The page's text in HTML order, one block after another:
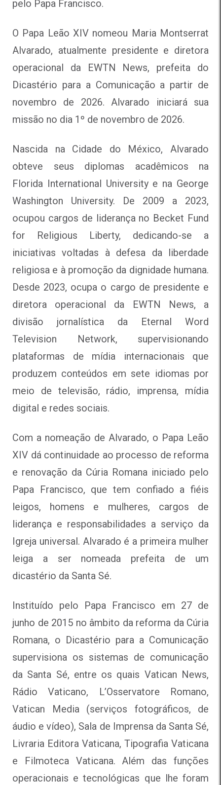
pelo Papa Francisco.
O Papa Leão XIV nomeou Maria Montserrat
Alvarado, atualmente presidente e diretora
operacional da EWTN News, prefeita do
Dicastério para a Comunicação a partir de
novembro de 2026. Alvarado iniciará sua
missão no dia 1º de novembro de 2026.
Nascida na Cidade do México, Alvarado
obteve seus diplomas acadêmicos na
Florida International University e na George
Washington University. De 2009 a 2023,
ocupou cargos de liderança no Becket Fund
for Religious Liberty, dedicando-se a
iniciativas voltadas à defesa da liberdade
religiosa e à promoção da dignidade humana.
Desde 2023, ocupa o cargo de presidente e
diretora operacional da EWTN News, a
divisão jornalística da Eternal Word
Television Network, supervisionando
plataformas de mídia internacionais que
produzem conteúdos em sete idiomas por
meio de televisão, rádio, imprensa, mídia
digital e redes sociais.
Com a nomeação de Alvarado, o Papa Leão
XIV dá continuidade ao processo de reforma
e renovação da Cúria Romana iniciado pelo
Papa Francisco, que tem confiado a fiéis
leigos, homens e mulheres, cargos de
liderança e responsabilidades a serviço da
Igreja universal. Alvarado é a primeira mulher
leiga a ser nomeada prefeita de um
dicastério da Santa Sé.
Instituído pelo Papa Francisco em 27 de
junho de 2015 no âmbito da reforma da Cúria
Romana, o Dicastério para a Comunicação
supervisiona os sistemas de comunicação
da Santa Sé, entre os quais Vatican News,
Rádio Vaticano, L’Osservatore Romano,
Vatican Media (serviços fotográficos, de
áudio e vídeo), Sala de Imprensa da Santa Sé,
Livraria Editora Vaticana, Tipografia Vaticana
e Filmoteca Vaticana. Além das funções
operacionais e tecnológicas que lhe foram